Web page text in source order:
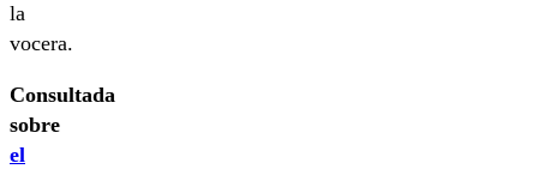
la
vocera.
Consultada
sobre
el